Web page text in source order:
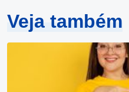
Veja também